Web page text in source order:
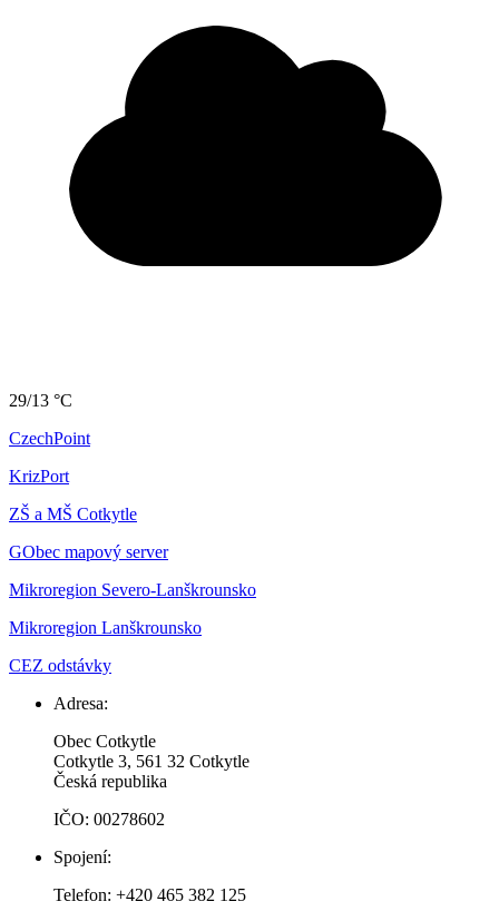
29/13 °C
CzechPoint
KrizPort
ZŠ a MŠ Cotkytle
GObec mapový server
Mikroregion Severo-Lanškrounsko
Mikroregion Lanškrounsko
CEZ odstávky
Adresa:
Obec Cotkytle
Cotkytle 3, 561 32 Cotkytle
Česká republika
IČO: 00278602
Spojení:
Telefon: +420 465 382 125